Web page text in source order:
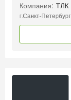
Компания: ТЛК
г.Санкт-Петербург